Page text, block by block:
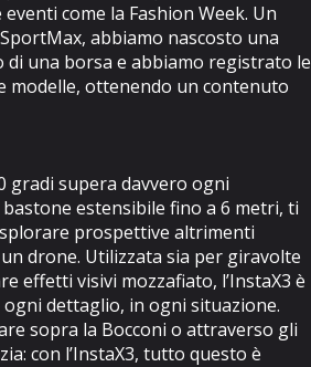
come la Fashion Week. Un
abbiamo nascosto una
di una borsa e abbiamo registrato le
modelle, ottenendo un contenuto
gradi supera davvero ogni
estensibile fino a 6 metri, ti
prospettive altrimenti
drone. Utilizzata sia per giravolte
effetti visivi mozzafiato, l’InstaX3 è
dettaglio, in ogni situazione.
sopra la Bocconi o attraverso gli
con l’InstaX3, tutto questo è